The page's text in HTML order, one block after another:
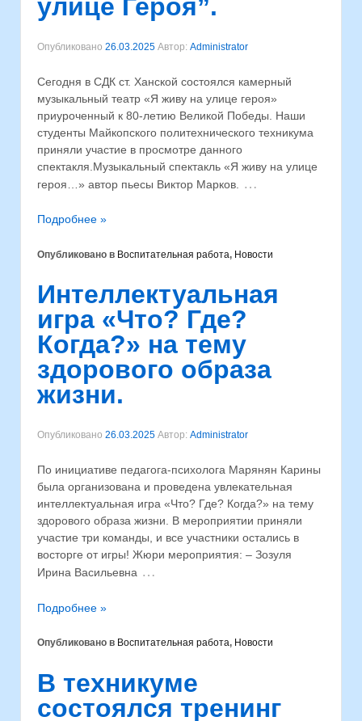
улице Героя”.
Опубликовано 26.03.2025 Автор: Administrator
Сегодня в СДК ст. Ханской состоялся камерный
музыкальный театр «Я живу на улице героя»
приуроченный к 80-летию Великой Победы. Наши
студенты Майкопского политехнического техникума
приняли участие в просмотре данного
спектакля.⁣Музыкальный спектакль «Я живу на улице
героя…» автор пьесы Виктор Марков.
…
Подробнее »
Опубликовано в Воспитательная работа, Новости
Интеллектуальная
игра «Что? Где?
Когда?» на тему
здорового образа
жизни.
Опубликовано 26.03.2025 Автор: Administrator
По инициативе педагога-психолога Марянян Карины
была организована и проведена увлекательная
интеллектуальная игра «Что? Где? Когда?» на тему
здорового образа жизни. В мероприятии приняли
участие три команды, и все участники остались в
восторге от игры! Жюри мероприятия: – Зозуля
Ирина Васильевна …
Подробнее »
Опубликовано в Воспитательная работа, Новости
В техникуме
состоялся тренинг